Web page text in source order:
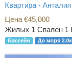
Квартира -
Цена €45,000
Жилых 1 Спален 1
Бассейн До моря